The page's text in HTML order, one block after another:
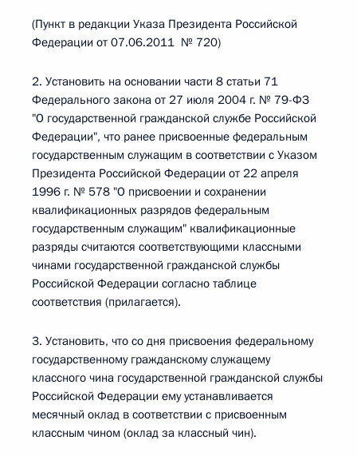
(Пункт в редакции Указа Президента Российской
Федерации от 07.06.2011 № 720)
2. Установить на основании части 8 статьи 71
Федерального закона от 27 июля 2004 г. № 79-ФЗ
"О государственной гражданской службе Российской
Федерации", что ранее присвоенные федеральным
государственным служащим в соответствии с Указом
Президента Российской Федерации от 22 апреля
1996 г. № 578 "О присвоении и сохранении
квалификационных разрядов федеральным
государственным служащим" квалификационные
разряды считаются соответствующими классными
чинами государственной гражданской службы
Российской Федерации согласно таблице
соответствия (прилагается).
3. Установить, что со дня присвоения федеральному
государственному гражданскому служащему
классного чина государственной гражданской службы
Российской Федерации ему устанавливается
месячный оклад в соответствии с присвоенным
классным чином (оклад за классный чин).